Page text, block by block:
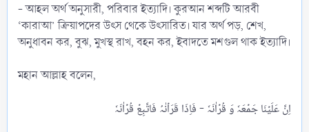
- আহল অর্থ অনুসারী, পরিবার ইত্যাদি। কুরআন শব্দটি আরবী
‘কারাআ’ ক্রিয়াপদের উৎস থেকে উৎসারিত। যার অর্থ পড়, শেখ,
অনুধাবন কর, বুঝ, মুখস্থ রাখ, বহন কর, ইবাদতে মশগুল থাক ইত্যাদি।
মহান আল্লাহ বলেন,